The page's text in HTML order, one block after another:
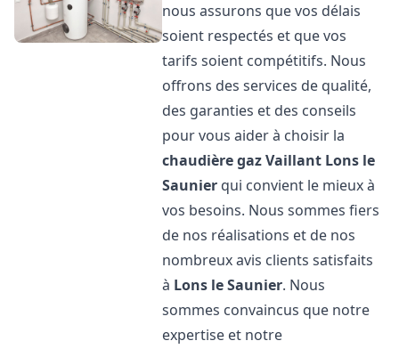
nous assurons que vos délais
soient respectés et que vos
tarifs soient compétitifs. Nous
offrons des services de qualité,
des garanties et des conseils
pour vous aider à choisir la
chaudière gaz Vaillant Lons le
Saunier qui convient le mieux à
vos besoins. Nous sommes fiers
de nos réalisations et de nos
nombreux avis clients satisfaits
à Lons le Saunier. Nous
sommes convaincus que notre
expertise et notre